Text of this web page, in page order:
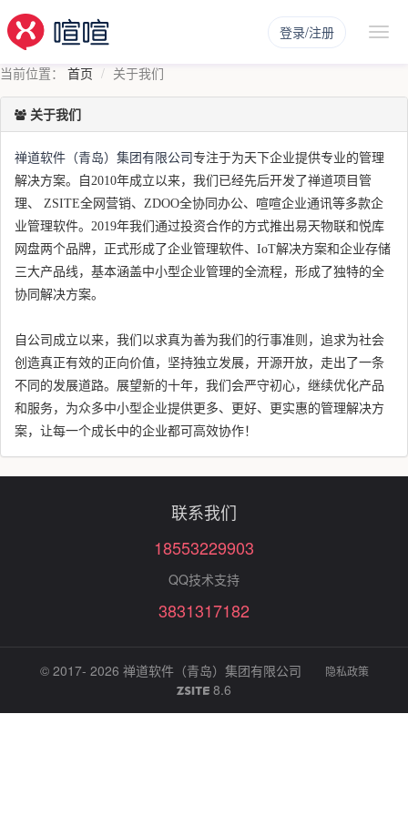
登录/注册
当前位置： 首页 关于我们
关于我们
禅道软件（青岛）集团有限公司专注于为天下企业提供专业的管理
解决方案。自2010年成立以来，我们已经先后开发了禅道项目管
理、 ZSITE全网营销、ZDOO全协同办公、喧喧企业通讯等多款企
业管理软件。2019年我们通过投资合作的方式推出易天物联和悦库
网盘两个品牌，正式形成了企业管理软件、IoT解决方案和企业存储
三大产品线，基本涵盖中小型企业管理的全流程，形成了独特的全
协同解决方案。
自公司成立以来，我们以求真为善为我们的行事准则，追求为社会
创造真正有效的正向价值，坚持独立发展，开源开放，走出了一条
不同的发展道路。展望新的十年，我们会严守初心，继续优化产品
和服务，为众多中小型企业提供更多、更好、更实惠的管理解决方
案，让每一个成长中的企业都可高效协作！
联系我们
18553229903
QQ技术支持
3831317182
© 2017- 2026 禅道软件（青岛）集团有限公司 隐私政策
ZSITE
8.6